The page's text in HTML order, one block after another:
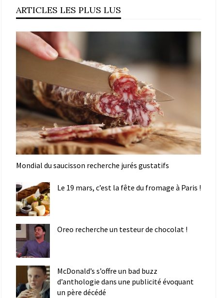
ARTICLES LES PLUS LUS
Mondial du saucisson recherche jurés gustatifs
Le 19 mars, c’est la fête du fromage à Paris !
Oreo recherche un testeur de chocolat !
McDonald’s s’offre un bad buzz
d’anthologie dans une publicité évoquant
un père décédé